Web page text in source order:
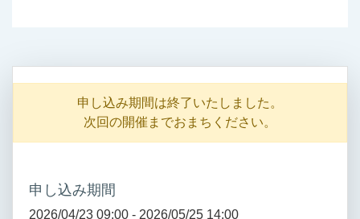
申し込み期間は終了いたしました。
次回の開催までおまちください。
申し込み期間
2026/04/23 09:00 - 2026/05/25 14:00